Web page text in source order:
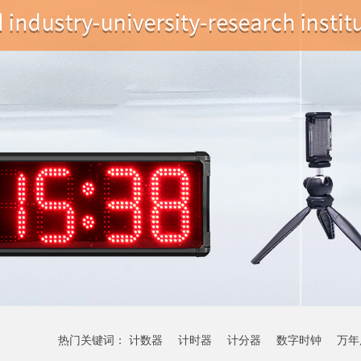
热门关键词： 计数器 计时器 计分器 数字时钟 万